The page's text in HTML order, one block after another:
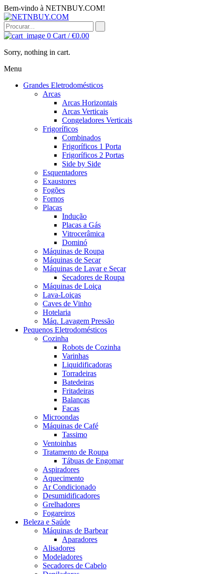
Bem-vindo à NETNBUY.COM!
0 Cart /€0.00
Sorry, nothing in cart.
Menu
Grandes Eletrodomésticos
Arcas
Arcas Horizontais
Arcas Verticais
Congeladores Verticais
Frigoríficos
Combinados
Frigoríficos 1 Porta
Frigoríficos 2 Portas
Side by Side
Esquentadores
Exaustores
Fogões
Fornos
Placas
Indução
Placas a Gás
Vitrocerâmica
Dominó
Máquinas de Roupa
Máquinas de Secar
Máquinas de Lavar e Secar
Secadores de Roupa
Máquinas de Loiça
Lava-Loiças
Caves de Vinho
Hotelaria
Máq. Lavagem Pressão
Pequenos Eletrodomésticos
Cozinha
Robots de Cozinha
Varinhas
Liquidificadoras
Torradeiras
Batedeiras
Fritadeiras
Balanças
Facas
Microondas
Máquinas de Café
Tassimo
Ventoinhas
Tratamento de Roupa
Tábuas de Engomar
Aspiradores
Aquecimento
Ar Condicionado
Desumidificadores
Grelhadores
Fogareiros
Beleza e Saúde
Máquinas de Barbear
Aparadores
Alisadores
Modeladores
Secadores de Cabelo